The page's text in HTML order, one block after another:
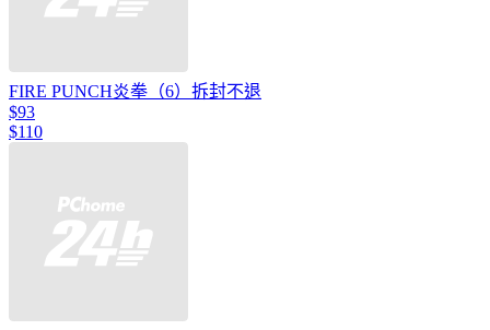
FIRE PUNCH炎拳（6）拆封不退
$93
$110